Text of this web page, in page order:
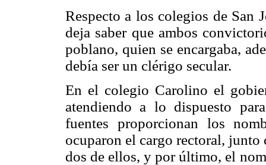
Respecto a los colegios de San
deja saber que ambos
poblano, quien se encargaba,
debía ser un clérigo secular.
En el colegio Carolino el
atendiendo a lo dispuesto
fuentes proporcionan los
ocuparon el cargo rectoral, junto
dos de ellos, y por último, el